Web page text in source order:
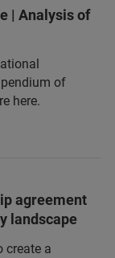
| Analysis of
of
here.
agreement
landscape
create a